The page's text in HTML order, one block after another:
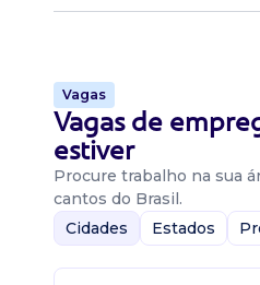
Vagas
Vagas de
estiver
Procure trabalho na sua
cantos do Brasil.
Cidades
Estados